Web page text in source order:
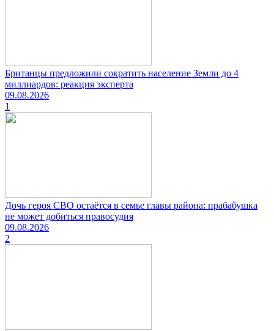
Британцы предложили сократить население Земли до 4
миллиардов: реакция эксперта
09.08.2026
1
Дочь героя СВО остаётся в семье главы района: прабабушка
не может добиться правосудия
09.08.2026
2